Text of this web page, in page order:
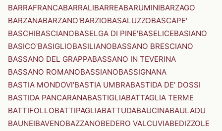
BARRAFRANCABARRALIBARREABARUMINIBARZAGO
BARZANABARZANO'BARZIOBASALUZZOBASCAPE'
BASCHIBASCIANOBASELGA DI PINE'BASELICEBASIANO
BASICO'BASIGLIOBASILIANOBASSANO BRESCIANO
BASSANO DEL GRAPPABASSANO IN TEVERINA
BASSANO ROMANOBASSIANOBASSIGNANA
BASTIA MONDOVI'BASTIA UMBRABASTIDA DE' DOSSI
BASTIDA PANCARANABASTIGLIABATTAGLIA TERME
BATTIFOLLOBATTIPAGLIABATTUDABAUCINABAULADU
BAUNEIBAVENOBAZZANOBEDERO VALCUVIABEDIZZOLE